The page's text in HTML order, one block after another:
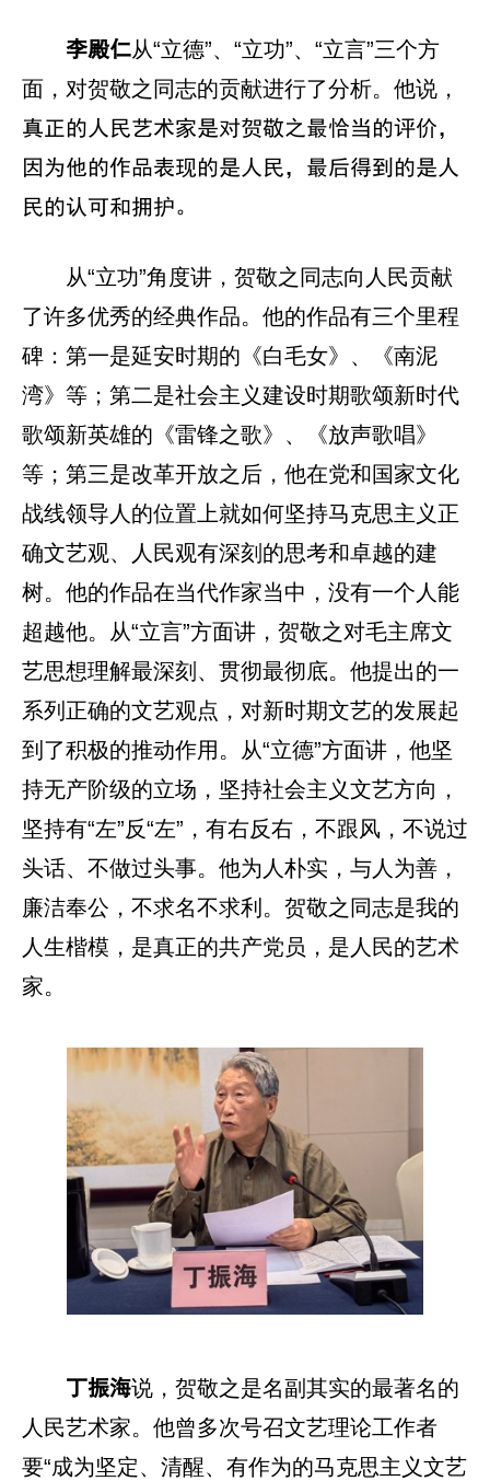
李殿仁从“立德”、“立功”、“立言”三个方
面，对贺敬之同志的贡献进行了分析。他说，
真正的人民艺术家是对贺敬之最恰当的评价，
因为他的作品表现的是人民，最后得到的是人
民的认可和拥护。
从“立功”角度讲，贺敬之同志向人民贡献
了许多优秀的经典作品。他的作品有三个里程
碑：第一是延安时期的《白毛女》、《南泥
湾》等；第二是社会主义建设时期歌颂新时代
歌颂新英雄的《雷锋之歌》、《放声歌唱》
等；第三是改革开放之后，他在党和国家文化
战线领导人的位置上就如何坚持马克思主义正
确文艺观、人民观有深刻的思考和卓越的建
树。他的作品在当代作家当中，没有一个人能
超越他。从“立言”方面讲，贺敬之对毛主席文
艺思想理解最深刻、贯彻最彻底。他提出的一
系列正确的文艺观点，对新时期文艺的发展起
到了积极的推动作用。从“立德”方面讲，他坚
持无产阶级的立场，坚持社会主义文艺方向，
坚持有“左”反“左”，有右反右，不跟风，不说过
头话、不做过头事。他为人朴实，与人为善，
廉洁奉公，不求名不求利。贺敬之同志是我的
人生楷模，是真正的共产党员，是人民的艺术
家。
丁振海说，贺敬之是名副其实的最著名的
人民艺术家。他曾多次号召文艺理论工作者
要“成为坚定、清醒、有作为的马克思主义文艺